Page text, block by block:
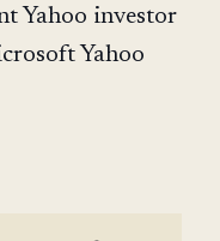
Yahoo investor
Yahoo